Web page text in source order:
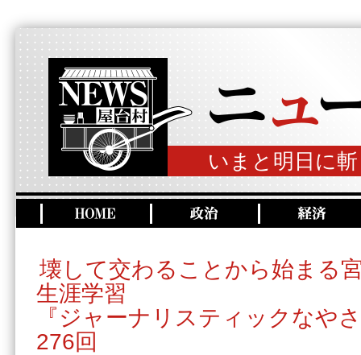
いまと明日に
壊して交わることから始まる
生涯学習
『ジャーナリスティックなや
276回